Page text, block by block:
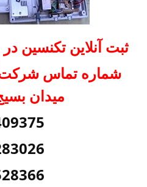
ثبت آنلاین تکنسین
شماره تماس شرکت
میدان